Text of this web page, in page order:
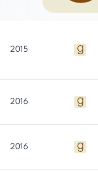
2015
2016
2016